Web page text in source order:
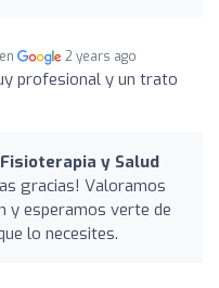
2 years ago
profesional y un trato
y Salud
gracias! Valoramos
y esperamos verte de
lo necesites.